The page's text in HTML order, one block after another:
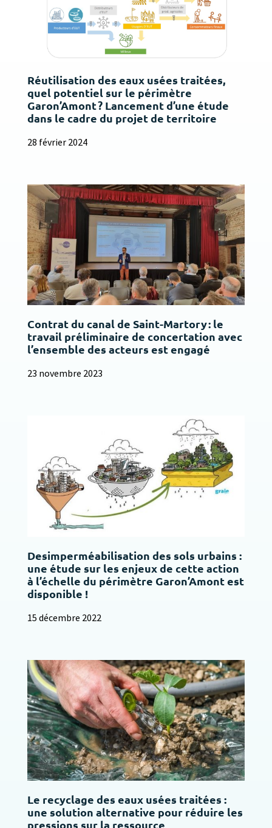
Réutilisation des eaux usées traitées,
quel potentiel sur le périmètre
Garon’Amont ? Lancement d’une étude
dans le cadre du projet de territoire
28 février 2024
Contrat du canal de Saint-Martory : le
travail préliminaire de concertation avec
l’ensemble des acteurs est engagé
23 novembre 2023
Desimperméabilisation des sols urbains :
une étude sur les enjeux de cette action
à l’échelle du périmètre Garon’Amont est
disponible !
15 décembre 2022
Le recyclage des eaux usées traitées :
une solution alternative pour réduire les
pressions sur la ressource